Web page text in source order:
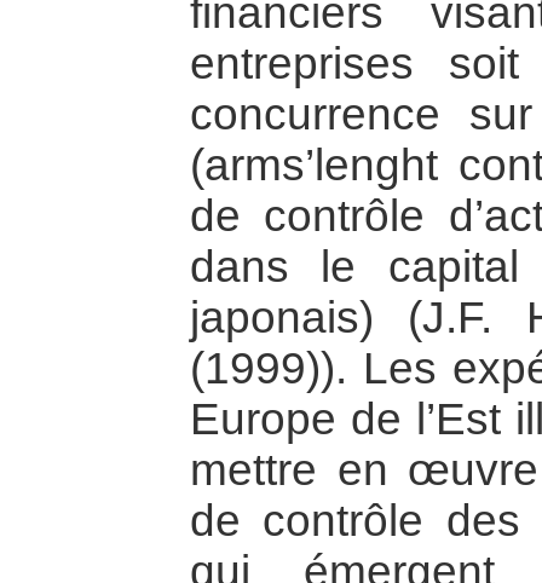
financiers
entreprises
concurrence
(arms’lenght
de contrôle
dans le capital
japonais) (J.F.
(1999)). Les
Europe de l’Est
mettre en
de contrôle des
qui émergent